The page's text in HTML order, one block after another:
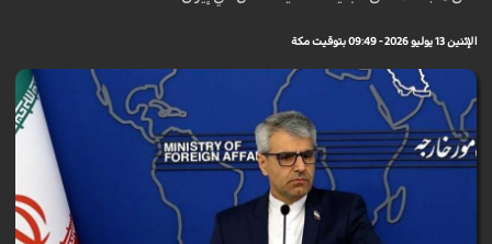
الإثنين 13 يوليو 2026 - 09:49 بتوقيت مكة